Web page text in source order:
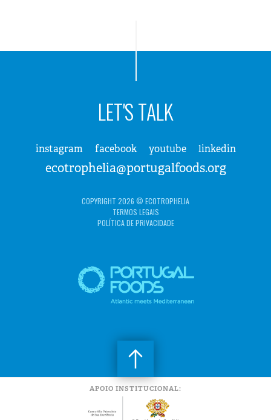
LET'S TALK
instagram facebook youtube linkedin
ecotrophelia@portugalfoods.org
COPYRIGHT 2026 © ECOTROPHELIA
TERMOS LEGAIS
POLÍTICA DE PRIVACIDADE
APOIO INSTITUCIONAL: